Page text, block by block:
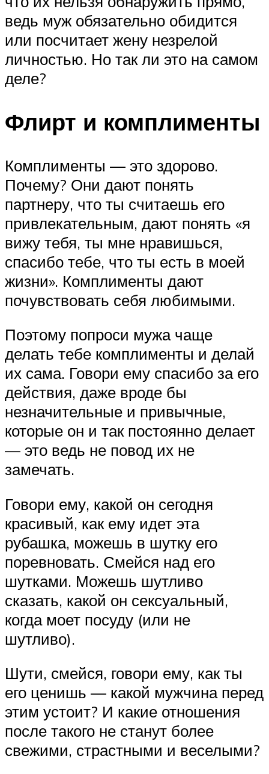
ведь муж обязательно обидится
или посчитает жену незрелой
личностью. Но так ли это на самом
деле?
Флирт и комплименты
Комплименты — это здорово.
Почему? Они дают понять
партнеру, что ты считаешь его
привлекательным, дают понять «я
вижу тебя, ты мне нравишься,
спасибо тебе, что ты есть в моей
жизни». Комплименты дают
почувствовать себя любимыми.
Поэтому попроси мужа чаще
делать тебе комплименты и делай
их сама. Говори ему спасибо за его
действия, даже вроде бы
незначительные и привычные,
которые он и так постоянно делает
— это ведь не повод их не
замечать.
Говори ему, какой он сегодня
красивый, как ему идет эта
рубашка, можешь в шутку его
поревновать. Смейся над его
шутками. Можешь шутливо
сказать, какой он сексуальный,
когда моет посуду (или не
шутливо).
Шути, смейся, говори ему, как ты
его ценишь — какой мужчина перед
этим устоит? И какие отношения
после такого не станут более
свежими, страстными и веселыми?